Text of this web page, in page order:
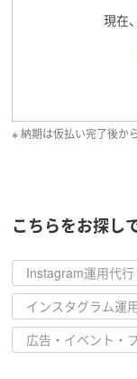
こちらをお探し
Instagram運用代行
インスタグラム運
広告・イベント・
現在
※ 納期は仮払い完了後か